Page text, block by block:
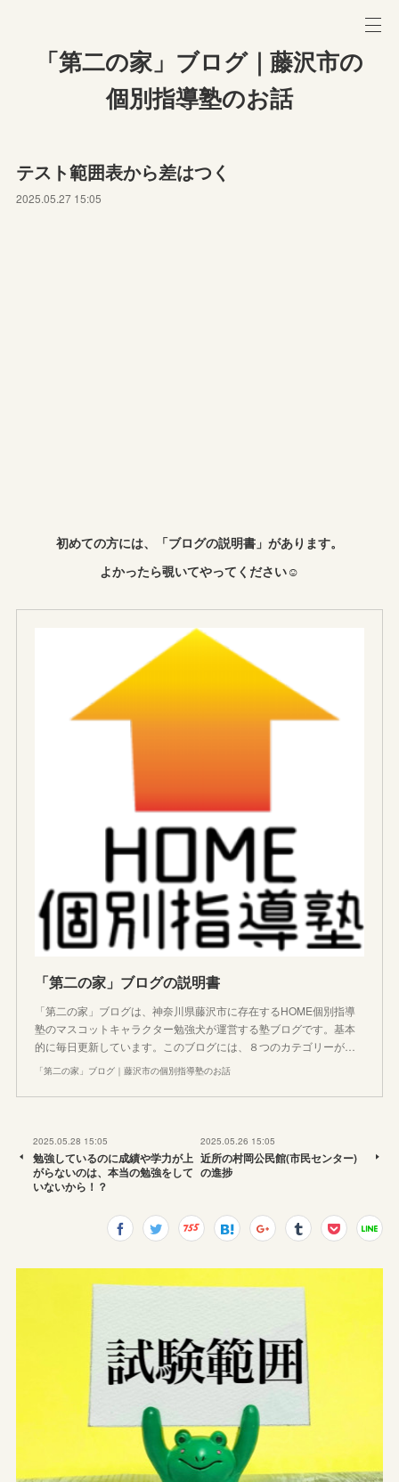
「第二の家」ブログ｜藤沢市の
個別指導塾のお話
テスト範囲表から差はつく
2025.05.27 15:05
初めての方には、「ブログの説明書」があります。
よかったら覗いてやってください☺︎
「第二の家」ブログの説明書
「第二の家」ブログは、神奈川県藤沢市に存在するHOME個別指導
塾のマスコットキャラクター勉強犬が運営する塾ブログです。基本
的に毎日更新しています。このブログには、８つのカテゴリーが…
「第二の家」ブログ｜藤沢市の個別指導塾のお話
2025.05.28 15:05
勉強しているのに成績や学力が上
がらないのは、本当の勉強をして
いないから！？
2025.05.26 15:05
近所の村岡公民館(市民センター)
の進捗